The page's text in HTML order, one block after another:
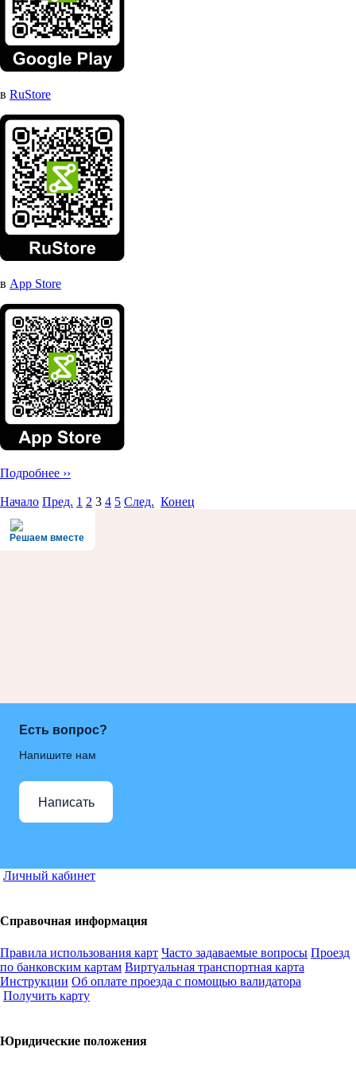
в RuStore
в App Store
Подробнее ››
Начало Пред. 1 2 3 4 5 След. Конец
Решаем вместе
Есть вопрос?
Напишите нам
Написать
Личный кабинет
Справочная информация
Правила использования карт Часто задаваемые вопросы Проезд
по банковским картам Виртуальная транспортная карта
Инструкции Об оплате проезда с помощью валидатора
Получить карту
Юридические положения